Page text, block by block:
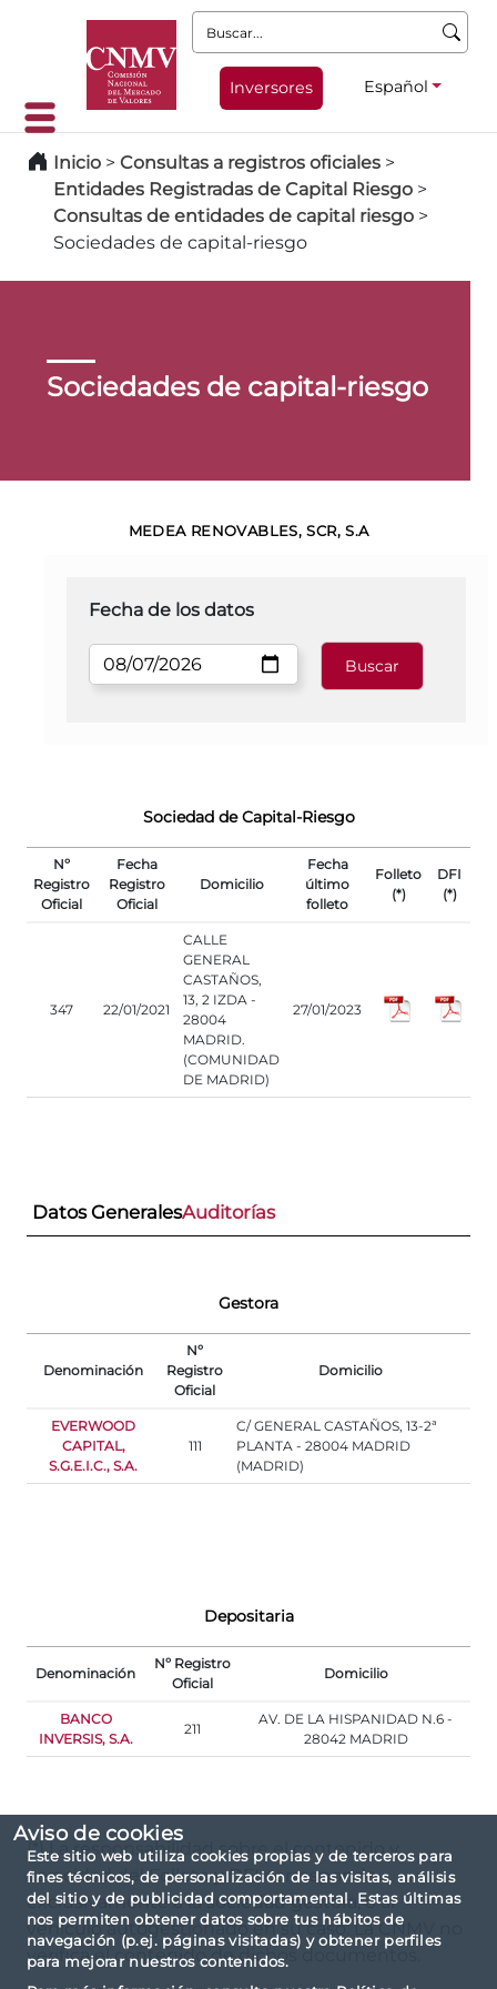
Aviso de cookies
Este sitio web utiliza cookies propias y de terceros para
fines técnicos, de personalización de las visitas, análisis
del sitio y de publicidad comportamental. Estas últimas
nos permiten obtener datos sobre tus hábitos de
navegación (p.ej. páginas visitadas) y obtener perfiles
para mejorar nuestros contenidos.
Buscar:
Inversores Español
Inicio > Consultas a registros oficiales >
Entidades Registradas de Capital Riesgo >
Consultas de entidades de capital riesgo >
Sociedades de capital-riesgo
Sociedades de capital-riesgo
MEDEA RENOVABLES, SCR, S.A
Fecha de los datos
Sociedad de Capital-Riesgo
Nº
Registro
Oficial
Fecha
Registro
Oficial
Domicilio
Fecha
último
folleto
Folleto
(*)
DFI
(*)
347 22/01/2021
CALLE
GENERAL
CASTAÑOS,
13, 2 IZDA -
28004
MADRID.
(COMUNIDAD
DE MADRID)
27/01/2023
Datos GeneralesAuditorías
Gestora
Denominación
Nº
Registro
Oficial
Domicilio
EVERWOOD
CAPITAL,
S.G.E.I.C., S.A.
111
C/ GENERAL CASTAÑOS, 13-2ª
PLANTA - 28004 MADRID
(MADRID)
Depositaria
Denominación
Nº Registro
Oficial
Domicilio
BANCO
INVERSIS, S.A.
211
AV. DE LA HISPANIDAD N.6 -
28042 MADRID
(*) La responsabilidad sobre el contenido y
veracidad del Folleto y DFI corresponde
exclusivamente a la sociedad gestora, o al
vehículo autogestionado en su caso. La CNMV no
verifica el contenido de dichos documentos.